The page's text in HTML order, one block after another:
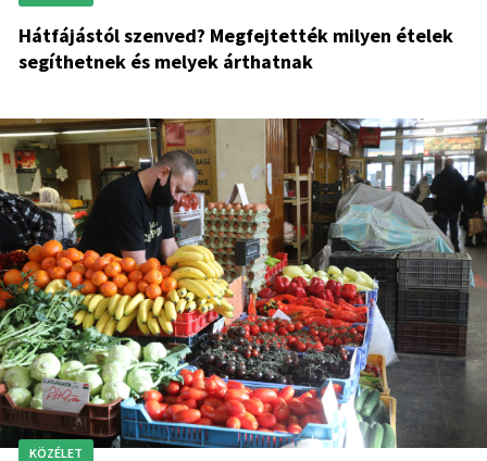
Hátfájástól szenved? Megfejtették milyen ételek
segíthetnek és melyek árthatnak
KÖZÉLET